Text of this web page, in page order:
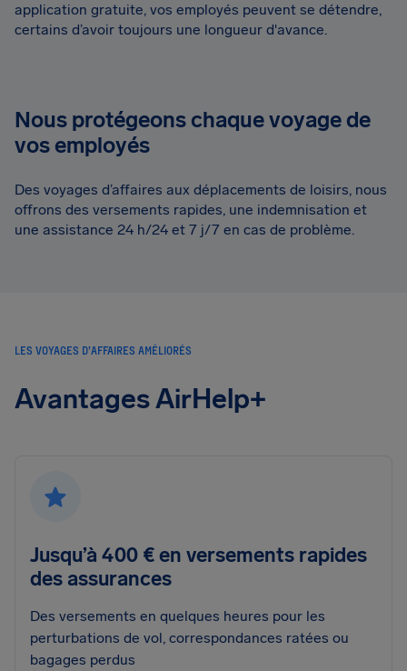
application gratuite, vos employés peuvent se détendre,
certains d’avoir toujours une longueur d'avance.
Nous protégeons chaque voyage de
vos employés
Des voyages d’affaires aux déplacements de loisirs, nous
offrons des versements rapides, une indemnisation et
une assistance 24 h/24 et 7 j/7 en cas de problème.
LES VOYAGES D’AFFAIRES AMÉLIORÉS
Avantages AirHelp+
Jusqu’à 400 € en versements rapides
des assurances
Des versements en quelques heures pour les
perturbations de vol, correspondances ratées ou
bagages perdus